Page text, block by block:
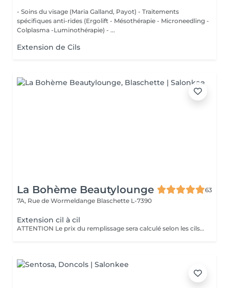
- Soins du visage (Maria Galland, Payot) - Traitements
spécifiques anti-rides (Ergolift - Mésothérapie - Microneedling -
Colplasma -Luminothérapie) - ...
Extension de Cils
La Bohème Beautylounge
63
7A, Rue de Wormeldange Blaschette L-7390
Extension cil à cil
ATTENTION Le prix du remplissage sera calculé selon les cils qu'on aura besoin de remettre et peut donc varier entre 60€ - 100€. Si votre dernière pose a 4 semaines ou plus, on ne parle plus de remplissage, la pose sera considérée comme une première pose.